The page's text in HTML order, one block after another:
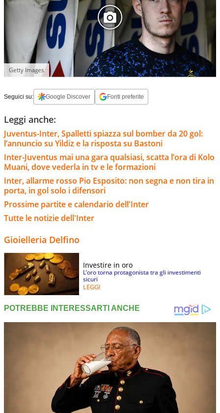
Getty Images
Seguici su: Google Discover Fonti preferite
Leggi anche:
Juventus-Inter, Spalletti spiazza sul bomber da 20 gol:
l’annuncio su Yildiz e la risposta su Bastoni
Inter-Juventus mai una gara qualsiasi, scatta l’ora di Kolo
Muani, dove vederla in tv e le formazioni
Inter, allarme rosso Pio Esposito: non segna e non tira in
porta, in gol solo i difensori
Prossime partite e calendario dell'Inter
Tutte le notizie dell'Inter
Gioielleria Delfino
Investire in oro
L’oro torna protagonista tra gli investimenti
sicuri
LEGGI